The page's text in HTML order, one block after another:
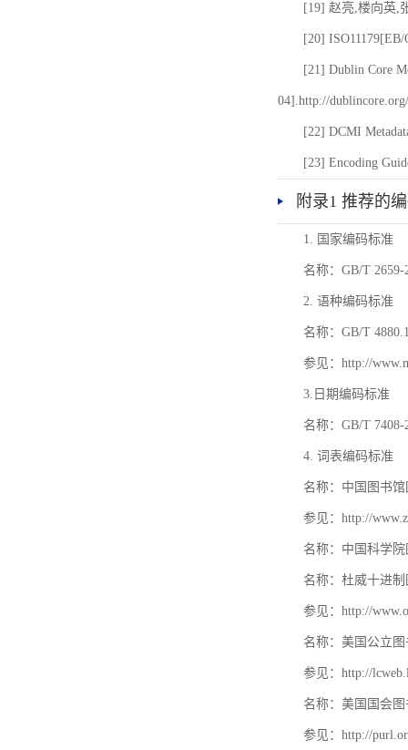
[19] 赵亮,楼向英,
[20] ISO11179[EB/
[21] Dublin Core
04].http://
[22] DCMI
[23] Encoding
附录1 推荐的
1. 国家编码标准
名称：GB/T
2. 语种编码标准
名称：GB/T
参见：http://
3.日期编码标准
名称：GB/T
4. 词表编码标准
名称：中国图书
参见：http://
名称：中国科学
名称：杜威十进
参见：http://
名称：美国公立
参见：http://
名称：美国国会
参见：http://